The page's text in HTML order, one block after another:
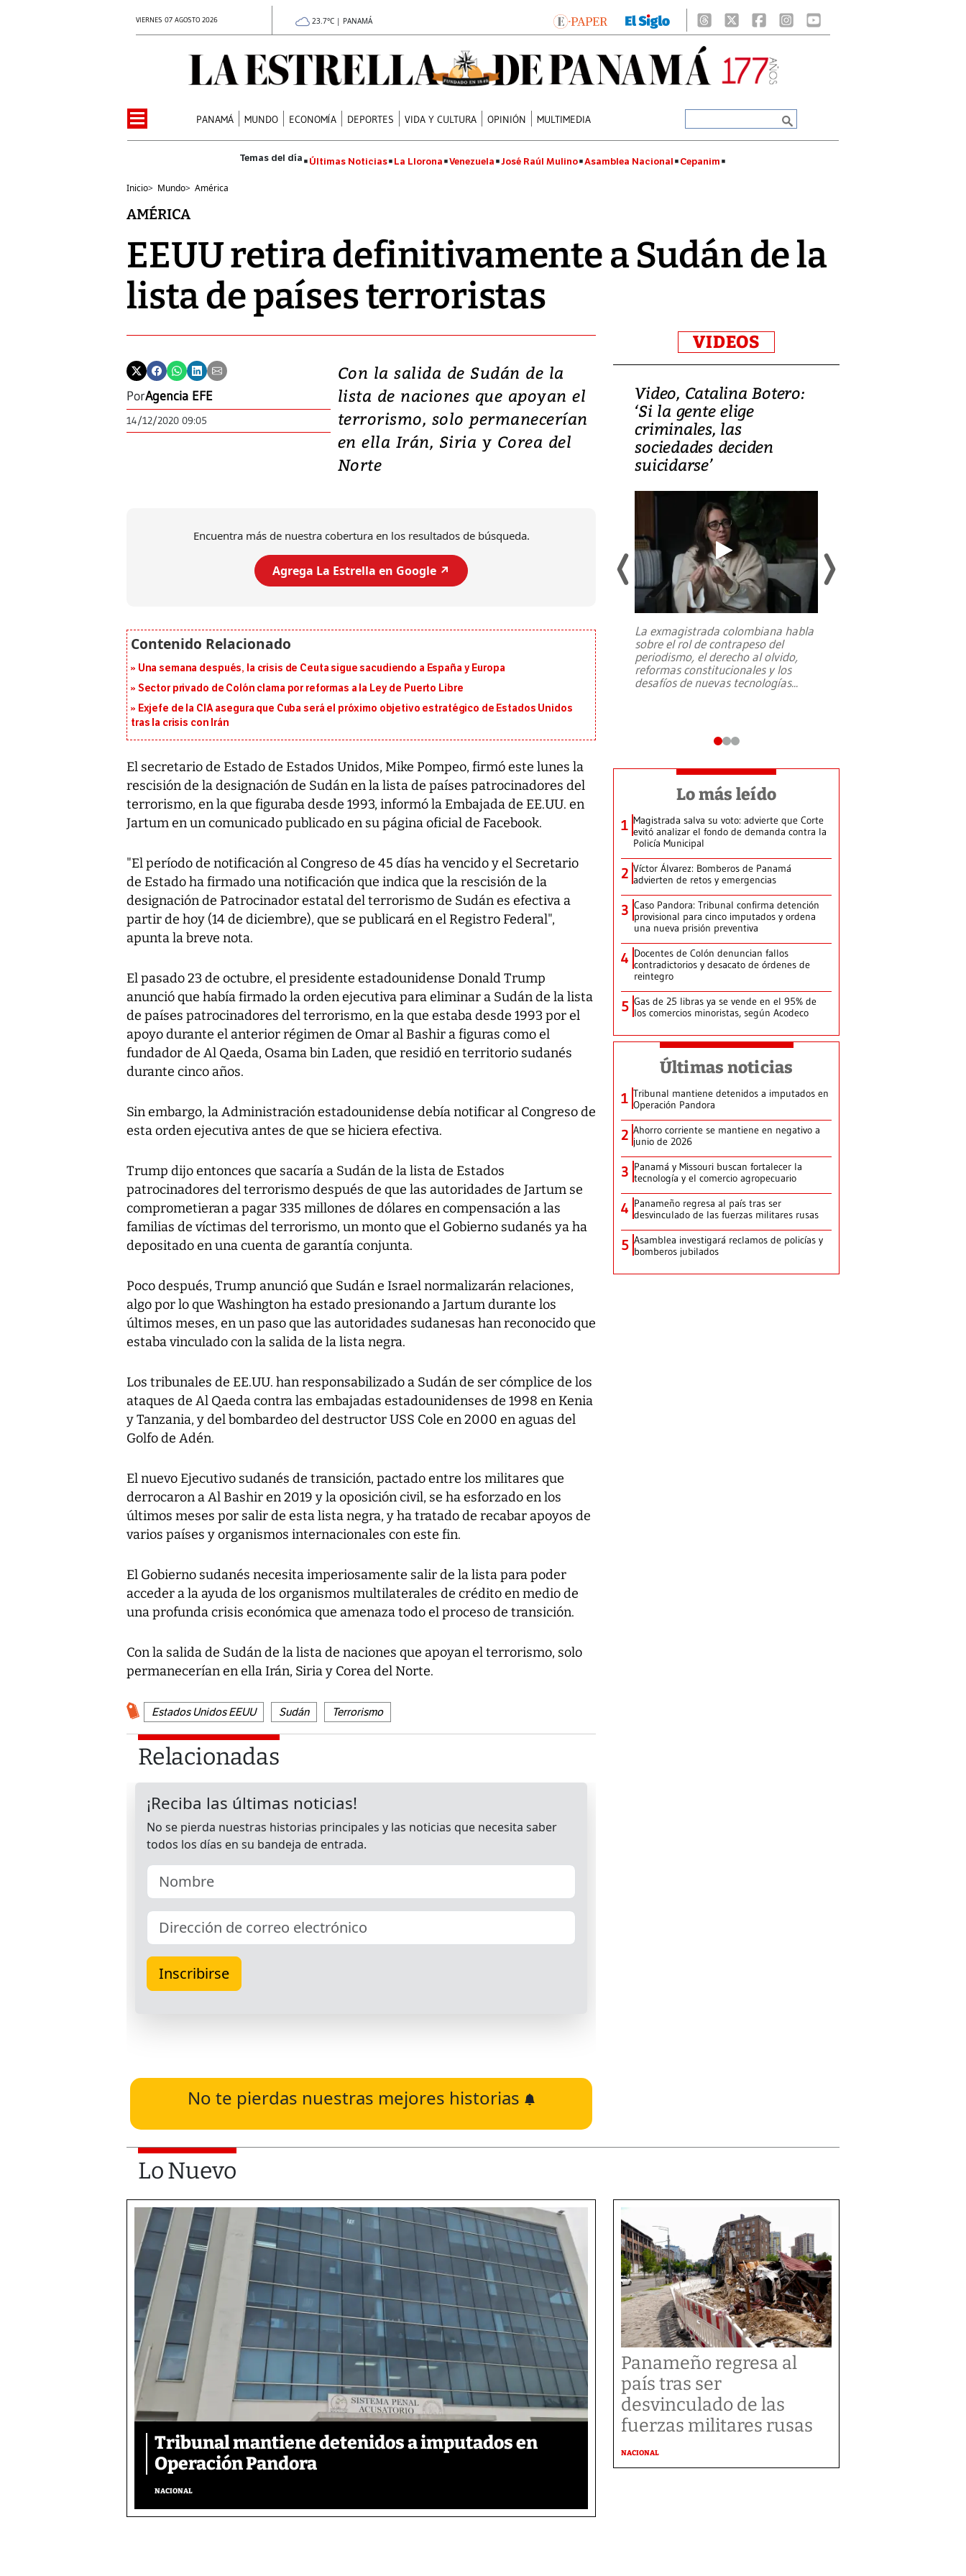
VIERNES 07 AGOSTO 2026 23.7°C | PANAMÁ
PANAMÁ MUNDO ECONOMÍA DEPORTES VIDA Y CULTURA OPINIÓN MULTIMEDIA
Últimas Noticias La Llorona Venezuela José Raúl Mulino Asamblea Nacional Cepanim
Inicio> Mundo> América
AMÉRICA
EEUU retira definitivamente a Sudán de la
lista de países terroristas
PorAgencia EFE
14/12/2020 09:05
Con la salida de Sudán de la
lista de naciones que apoyan el
terrorismo, solo permanecerían
en ella Irán, Siria y Corea del
Norte
Encuentra más de nuestra cobertura en los resultados de búsqueda.
Agrega La Estrella en Google ↗️
Una semana después, la crisis de Ceuta sigue sacudiendo a España y Europa
Sector privado de Colón clama por reformas a la Ley de Puerto Libre
Exjefe de la CIA asegura que Cuba será el próximo objetivo estratégico de Estados Unidos
tras la crisis con Irán
El secretario de Estado de Estados Unidos, Mike Pompeo, firmó este lunes la
rescisión de la designación de Sudán en la lista de países patrocinadores del
terrorismo, en la que figuraba desde 1993, informó la Embajada de EE.UU. en
Jartum en un comunicado publicado en su página oficial de Facebook.
"El período de notificación al Congreso de 45 días ha vencido y el Secretario
de Estado ha firmado una notificación que indica que la rescisión de la
designación de Patrocinador estatal del terrorismo de Sudán es efectiva a
partir de hoy (14 de diciembre), que se publicará en el Registro Federal",
apunta la breve nota.
El pasado 23 de octubre, el presidente estadounidense Donald Trump
anunció que había firmado la orden ejecutiva para eliminar a Sudán de la lista
de países patrocinadores del terrorismo, en la que estaba desde 1993 por el
apoyo durante el anterior régimen de Omar al Bashir a figuras como el
fundador de Al Qaeda, Osama bin Laden, que residió en territorio sudanés
durante cinco años.
Sin embargo, la Administración estadounidense debía notificar al Congreso de
esta orden ejecutiva antes de que se hiciera efectiva.
Trump dijo entonces que sacaría a Sudán de la lista de Estados
patrocinadores del terrorismo después de que las autoridades de Jartum se
comprometieran a pagar 335 millones de dólares en compensación a las
familias de víctimas del terrorismo, un monto que el Gobierno sudanés ya ha
depositado en una cuenta de garantía conjunta.
Poco después, Trump anunció que Sudán e Israel normalizarán relaciones,
algo por lo que Washington ha estado presionando a Jartum durante los
últimos meses, en un paso que las autoridades sudanesas han reconocido que
estaba vinculado con la salida de la lista negra.
Los tribunales de EE.UU. han responsabilizado a Sudán de ser cómplice de los
ataques de Al Qaeda contra las embajadas estadounidenses de 1998 en Kenia
y Tanzania, y del bombardeo del destructor USS Cole en 2000 en aguas del
Golfo de Adén.
El nuevo Ejecutivo sudanés de transición, pactado entre los militares que
derrocaron a Al Bashir en 2019 y la oposición civil, se ha esforzado en los
últimos meses por salir de esta lista negra, y ha tratado de recabar apoyos de
varios países y organismos internacionales con este fin.
El Gobierno sudanés necesita imperiosamente salir de la lista para poder
acceder a la ayuda de los organismos multilaterales de crédito en medio de
una profunda crisis económica que amenaza todo el proceso de transición.
Con la salida de Sudán de la lista de naciones que apoyan el terrorismo, solo
permanecerían en ella Irán, Siria y Corea del Norte.
Estados Unidos EEUU Sudán Terrorismo
Relacionadas
No te pierdas nuestras mejores historias
VIDEOS
Video, Japón: Terremoto
deja heridos y graves
daños en Kumamoto
al sur de Japón, provocando una
Video, Catalina Botero:
‘Si la gente elige
criminales, las
sociedades deciden
suicidarse’
La exmagistrada colombiana habla
sobre el rol de contrapeso del
periodismo, el derecho al olvido,
reformas constitucionales y los
desafíos de nuevas tecnologías...
Lo más leído
1 Magistrada salva su voto: advierte que Corte
evitó analizar el fondo de demanda contra la
Policía Municipal
2 Víctor Álvarez: Bomberos de Panamá
advierten de retos y emergencias
3 Caso Pandora: Tribunal confirma detención
provisional para cinco imputados y ordena
una nueva prisión preventiva
4 Docentes de Colón denuncian fallos
contradictorios y desacato de órdenes de
reintegro
5 Gas de 25 libras ya se vende en el 95% de
los comercios minoristas, según Acodeco
Últimas noticias
1 Tribunal mantiene detenidos a imputados en
Operación Pandora
2 Ahorro corriente se mantiene en negativo a
junio de 2026
3 Panamá y Missouri buscan fortalecer la
tecnología y el comercio agropecuario
4 Panameño regresa al país tras ser
desvinculado de las fuerzas militares rusas
5 Asamblea investigará reclamos de policías y
bomberos jubilados
Lo Nuevo
Tribunal mantiene detenidos a imputados en
Operación Pandora
NACIONAL
Panameño regresa al
país tras ser
desvinculado de las
fuerzas militares rusas
NACIONAL